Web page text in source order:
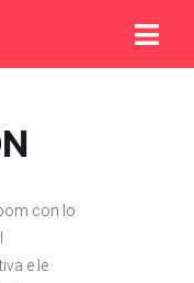
con lo
e le